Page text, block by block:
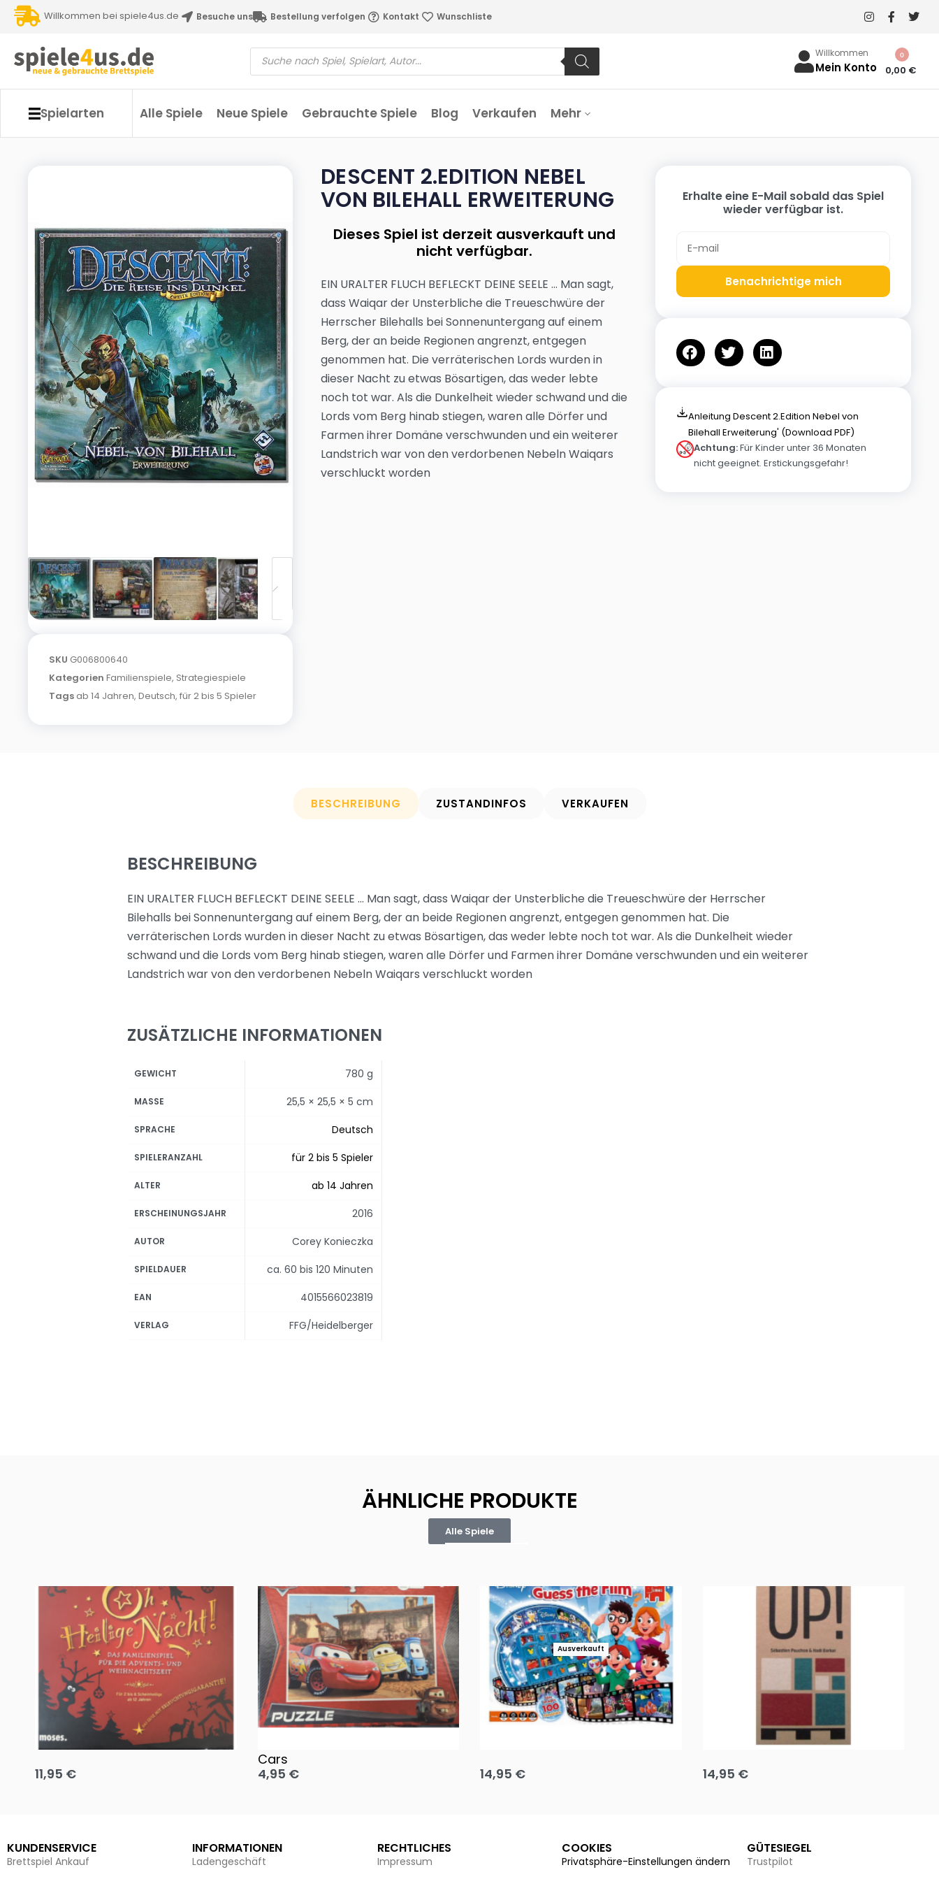
Willkommen bei spiele4us.de Besuche uns Bestellung verfolgen Kontakt Wunschliste
Willkommen
Mein Konto 0,00 €
0
Spielarten Alle Spiele Neue Spiele Gebrauchte Spiele Blog Verkaufen Mehr
SKU G006800640
Kategorien Familienspiele, Strategiespiele
Tags ab 14 Jahren, Deutsch, für 2 bis 5 Spieler
DESCENT 2.EDITION NEBEL
VON BILEHALL ERWEITERUNG
Dieses Spiel ist derzeit ausverkauft und
nicht verfügbar.
EIN URALTER FLUCH BEFLECKT DEINE SEELE … Man sagt,
dass Waiqar der Unsterbliche die Treueschwüre der
Herrscher Bilehalls bei Sonnenuntergang auf einem
Berg, der an beide Regionen angrenzt, entgegen
genommen hat. Die verräterischen Lords wurden in
dieser Nacht zu etwas Bösartigen, das weder lebte
noch tot war. Als die Dunkelheit wieder schwand und die
Lords vom Berg hinab stiegen, waren alle Dörfer und
Farmen ihrer Domäne verschwunden und ein weiterer
Landstrich war von den verdorbenen Nebeln Waiqars
verschluckt worden
Erhalte eine E-Mail sobald das Spiel
wieder verfügbar ist.
Benachrichtige mich
Anleitung Descent 2.Edition Nebel von
Bilehall Erweiterung' (Download PDF)
Achtung:Für Kinder unter 36 Monaten
nicht geeignet. Erstickungsgefahr!
BESCHREIBUNG ZUSTANDINFOS VERKAUFEN
BESCHREIBUNG
EIN URALTER FLUCH BEFLECKT DEINE SEELE … Man sagt, dass Waiqar der Unsterbliche die Treueschwüre der Herrscher
Bilehalls bei Sonnenuntergang auf einem Berg, der an beide Regionen angrenzt, entgegen genommen hat. Die
verräterischen Lords wurden in dieser Nacht zu etwas Bösartigen, das weder lebte noch tot war. Als die Dunkelheit wieder
schwand und die Lords vom Berg hinab stiegen, waren alle Dörfer und Farmen ihrer Domäne verschwunden und ein weiterer
Landstrich war von den verdorbenen Nebeln Waiqars verschluckt worden
ZUSÄTZLICHE INFORMATIONEN
GEWICHT 780 g
MASSE 25,5 × 25,5 × 5 cm
SPRACHE Deutsch
SPIELERANZAHL für 2 bis 5 Spieler
ALTER ab 14 Jahren
ERSCHEINUNGSJAHR 2016
AUTOR Corey Konieczka
SPIELDAUER ca. 60 bis 120 Minuten
EAN 4015566023819
VERLAG FFG/Heidelberger
ÄHNLICHE PRODUKTE
Alle Spiele
Oh, heilige Nacht!
11,95 €
Cars
4,95 €
Ausverkauft
14,95 €
Team up
14,95 €
KUNDENSERVICE
Brettspiel Ankauf
INFORMATIONEN
Ladengeschäft
RECHTLICHES
Impressum
COOKIES
Privatsphäre-Einstellungen ändern
GÜTESIEGEL
Trustpilot